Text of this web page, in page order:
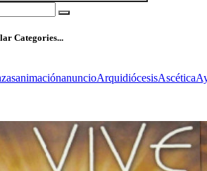
Categories...
animaciónanuncioArquidiócesisAscética